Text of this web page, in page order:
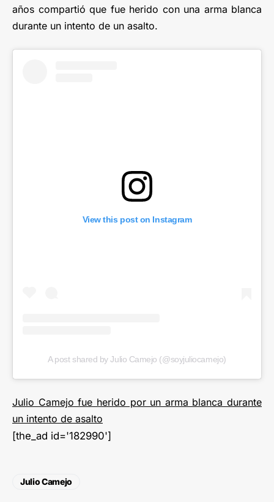
años compartió que fue herido con una arma blanca
durante un intento de un asalto.
View this post on Instagram
A post shared by Julio Camejo (@soyjuliocamejo)
Julio Camejo fue herido por un arma blanca durante
un intento de asalto
[the_ad id='182990']
Julio Camejo